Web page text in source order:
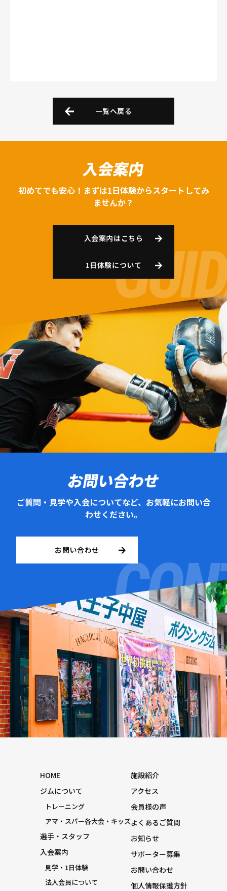
一覧へ戻る
入会案内
初めてでも安心！まずは1日体験からスタートしてみ
ませんか？
入会案内はこちら
1日体験について
お問い合わせ
ご質問・見学や入会についてなど、お気軽にお問い合
わせください。
お問い合わせ
HOME
ジムについて
トレーニング
アマ・スパー各大会・キッズ
選手・スタッフ
入会案内
見学・1日体験
法人会員について
施設紹介
アクセス
会員様の声
よくあるご質問
お知らせ
サポーター募集
お問い合わせ
個人情報保護方針